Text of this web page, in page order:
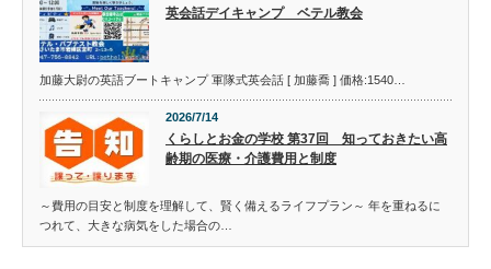
英会話デイキャンプ ベテル教会
加藤大尉の英語ブートキャンプ 軍隊式英会話 [ 加藤喬 ] 価格:1540…
2026/7/14
くらしとお金の学校 第37回 知っておきたい高
齢期の医療・介護費用と制度
～費用の目安と制度を理解して、賢く備えるライフプラン～ 年を重ねるに
つれて、大きな病気をした場合の…